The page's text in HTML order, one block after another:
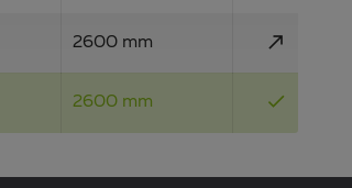
2600 mm call_made
2600 mm done